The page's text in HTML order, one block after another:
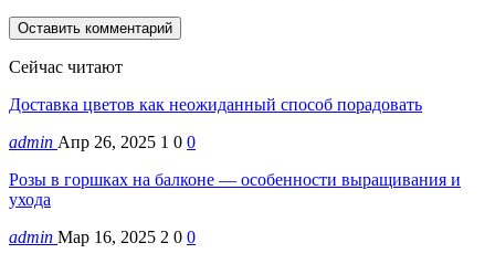
Сейчас читают
Доставка цветов как неожиданный способ порадовать
admin Апр 26, 2025 1 0 0
Розы в горшках на балконе — особенности выращивания и
ухода
admin Мар 16, 2025 2 0 0